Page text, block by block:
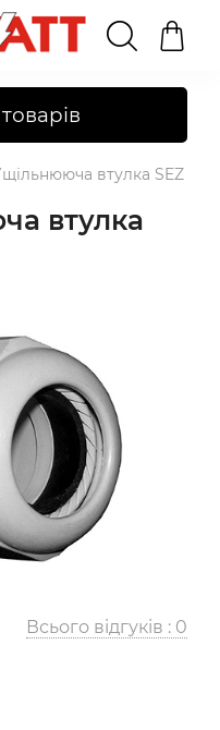
втулка SEZ
втулка
Всього відгуків : 0